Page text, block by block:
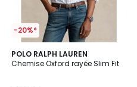
-20%*
POLO RALPH LAUREN
Chemise Oxford rayée Slim Fit
4
/